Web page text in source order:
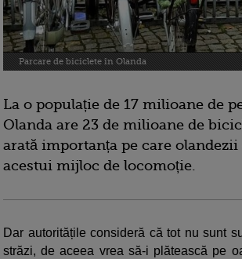
Parcare de biciclete în Olanda
La o populație de 17 milioane de
Olanda are 23 de milioane de
arată importanța pe care olandezii
acestui mijloc de locomoție.
Dar autoritățile consideră că tot nu sunt
străzi, de aceea vrea să-i plătească pe